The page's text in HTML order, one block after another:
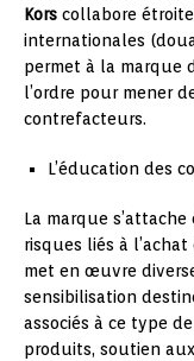
Kors collabore
internationales
permet à la marque
l’ordre pour mener
contrefacteurs.
L’éducation des
La marque
risques liés à
met en œuvre
sensibilisation
associés à ce type
produits, soutien